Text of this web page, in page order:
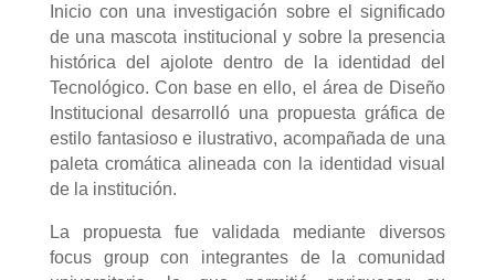
Inicio con una investigación sobre el significado
de una mascota institucional y sobre la presencia
histórica del ajolote dentro de la identidad del
Tecnológico. Con base en ello, el área de Diseño
Institucional desarrolló una propuesta gráfica de
estilo fantasioso e ilustrativo, acompañada de una
paleta cromática alineada con la identidad visual
de la institución.
La propuesta fue validada mediante diversos
focus group con integrantes de la comunidad